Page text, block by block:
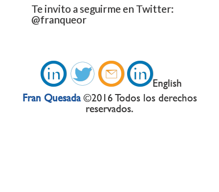
Te invito a seguirme en Twitter:
@franqueor
idÔiEnglish
Fran Quesada©2016 Todos los derechos
reservados.